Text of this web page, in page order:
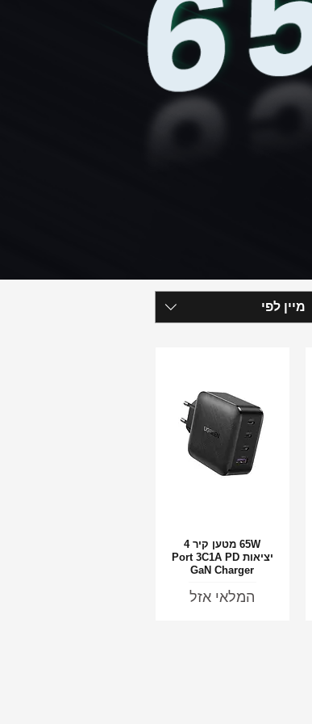
מיין לפי
תצוגה מהירה 65W מטען קיר 4
יציאות Port 3C1A PD
GaN Charger
המלאי אזל